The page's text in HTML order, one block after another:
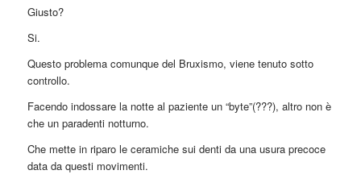
Giusto?
Si.
Questo problema comunque del Bruxismo, viene tenuto sotto
controllo.
Facendo indossare la notte al paziente un “byte”(???), altro non è
che un paradenti notturno.
Che mette in riparo le ceramiche sui denti da una usura precoce
data da questi movimenti.